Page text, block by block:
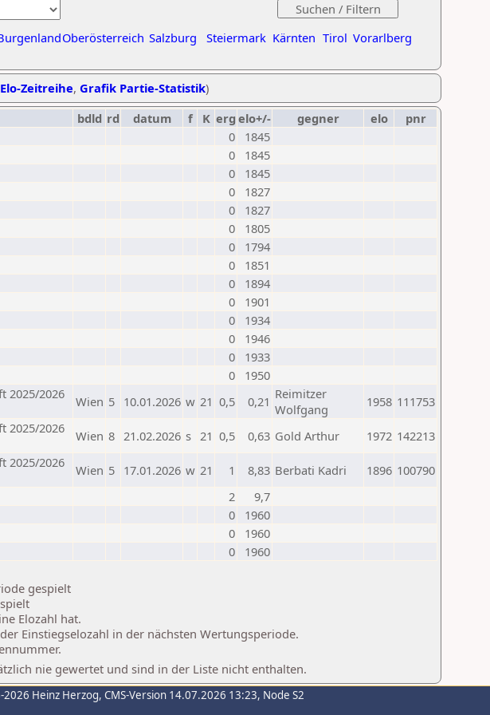
Oberösterreich Salzburg Steiermark Kärnten Tirol Vorarlberg
Zeitreihe, Grafik Partie-Statistik)
bdld rd datum f K erg elo+/- gegner elo
pnr
0
1845
0
1845
0
1845
0
1827
0
1827
0
1805
0
1794
0
1851
0
1894
0
1901
0
1934
0
1946
0
1933
0
1950
2025/2026
Wien 5 10.01.2026 w 21 0,5 0,21 Reimitzer
Wolfgang
1958 111753
2025/2026
Wien 8 21.02.2026 s 21 0,5 0,63 Gold Arthur 1972 142213
2025/2026
Wien 5 17.01.2026 w 21 1 8,83 Berbati Kadri 1896 100790
2
9,7
0
1960
0
1960
0
1960
gespielt
Elozahl hat.
Einstiegselozahl in der nächsten Wertungsperiode.
nie gewertet und sind in der Liste nicht enthalten.
Heinz Herzog, CMS-Version 14.07.2026 13:23, Node S2